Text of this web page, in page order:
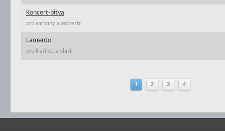
Koncert-bitva
pro varhany a orchestr
Lamento
pro klarinet a klavír
1 2 3 4